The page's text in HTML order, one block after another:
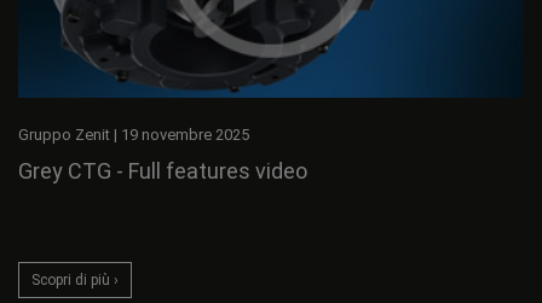
Gruppo Zenit | 19 novembre 2025
Grey CTG - Full features video
Scopri di più ›